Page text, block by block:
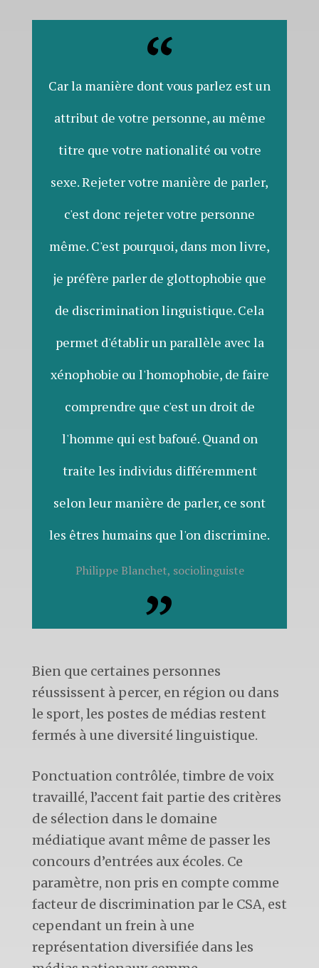
Car la manière dont vous parlez est un
attribut de votre personne, au même
titre que votre nationalité ou votre
sexe. Rejeter votre manière de parler,
c'est donc rejeter votre personne
même. C'est pourquoi, dans mon livre,
je préfère parler de glottophobie que
de discrimination linguistique. Cela
permet d'établir un parallèle avec la
xénophobie ou l'homophobie, de faire
comprendre que c'est un droit de
l'homme qui est bafoué. Quand on
traite les individus différemment
selon leur manière de parler, ce sont
les êtres humains que l'on discrimine.
Philippe Blanchet, sociolinguiste
Bien que certaines personnes
réussissent à percer, en région ou dans
le sport, les postes de médias restent
fermés à une diversité linguistique.
Ponctuation contrôlée, timbre de voix
travaillé, l’accent fait partie des critères
de sélection dans le domaine
médiatique avant même de passer les
concours d’entrées aux écoles. Ce
paramètre, non pris en compte comme
facteur de discrimination par le CSA, est
cependant un frein à une
représentation diversifiée dans les